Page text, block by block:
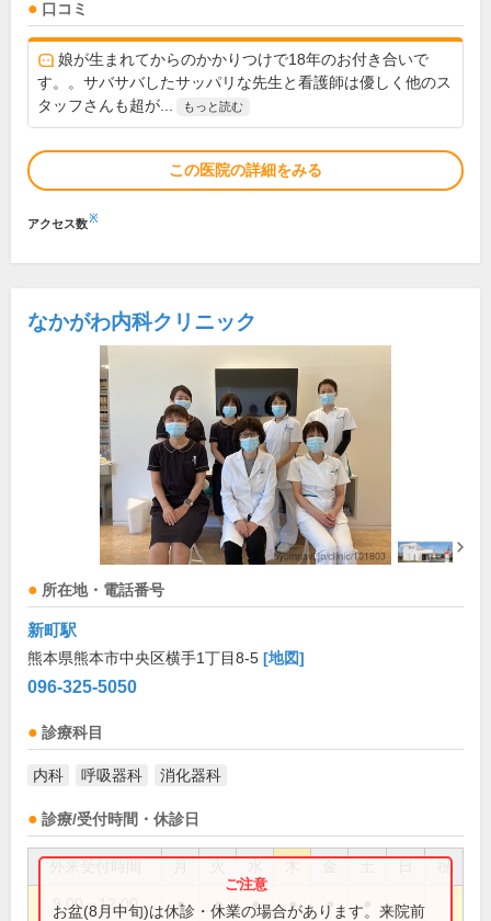
口コミ
娘が生まれてからのかかりつけで18年のお付き合いで
す。。サバサバしたサッパリな先生と看護師は優しく他のス
タッフさんも超が...
もっと読む
この医院の詳細をみる
アクセス数※
なかがわ内科クリニック
所在地・電話番号
新町駅
熊本県熊本市中央区横手1丁目8-5 [地図]
096-325-5050
診療科目
内科 呼吸器科 消化器科
診療/受付時間・休診日
祝
9:00～12:00 ● ● ● ● ●
お盆(8月中旬)は休診・休業の場合があります。来院前